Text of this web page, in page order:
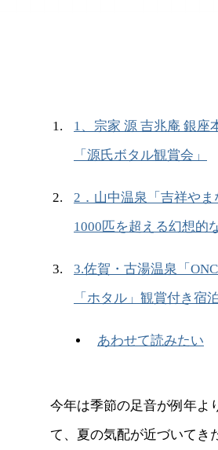
1、宗家 源 吉兆庵 銀座
「源氏ボタル観賞会」
2．山中温泉「吉祥やま
1000匹を超える幻想的
3.佐賀・古湯温泉「
「ホタル」観賞付き宿
あわせて読みたい
今年は季節の足音が例年よ
て、夏の気配が近づいてき